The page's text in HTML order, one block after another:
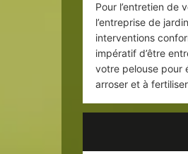
Pour l’entretien de
l’entreprise de
interventions
impératif d’être
votre pelouse pour
arroser et à